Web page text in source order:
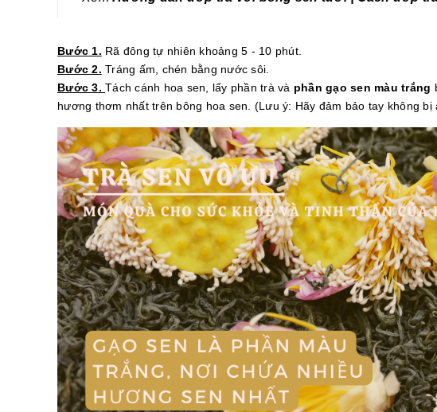
Bước 1. Rã đông tự nhiên khoảng 5 - 10 phút.
Bước 2. Tráng ấm, chén bằng nước sôi.
Bước 3. Tách cánh hoa sen, lấy phần trà và phần gạo sen màu trắng
hương thơm nhất trên bông hoa sen. (Lưu ý: Hãy đảm bảo tay không